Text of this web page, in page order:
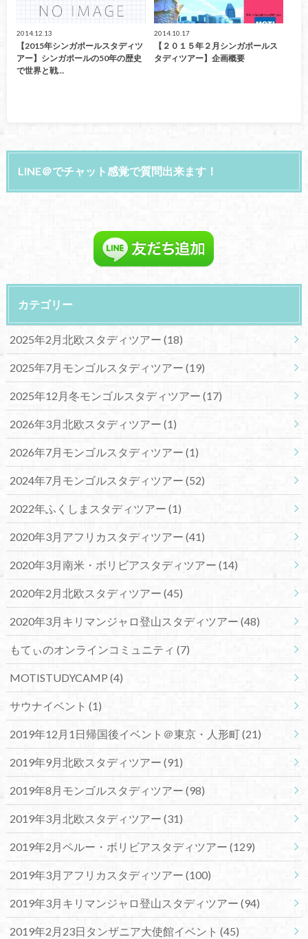
2014.12.13
【2015年シンガポールスタディツ
アー】シンガポールの50年の歴史
で世界と戦…
2014.10.17
【２０１５年２月シンガポールス
タディツアー】企画概要
LINE＠でチャット感覚で質問出来ます！
カテゴリー
2025年2月北欧スタディツアー (18)
2025年7月モンゴルスタディツアー (19)
2025年12月冬モンゴルスタディツアー (17)
2026年3月北欧スタディツアー (1)
2026年7月モンゴルスタディツアー (1)
2024年7月モンゴルスタディツアー (52)
2022年ふくしまスタディツアー (1)
2020年3月アフリカスタディツアー (41)
2020年3月南米・ボリビアスタディツアー (14)
2020年2月北欧スタディツアー (45)
2020年3月キリマンジャロ登山スタディツアー (48)
もてぃのオンラインコミュニティ (7)
MOTISTUDYCAMP (4)
サウナイベント (1)
2019年12月1日帰国後イベント＠東京・人形町(21)
2019年9月北欧スタディツアー (91)
2019年8月モンゴルスタディツアー (98)
2019年3月北欧スタディツアー (31)
2019年2月ペルー・ボリビアスタディツアー (129)
2019年3月アフリカスタディツアー (100)
2019年3月キリマンジャロ登山スタディツアー (94)
2019年2月23日タンザニア大使館イベント (45)